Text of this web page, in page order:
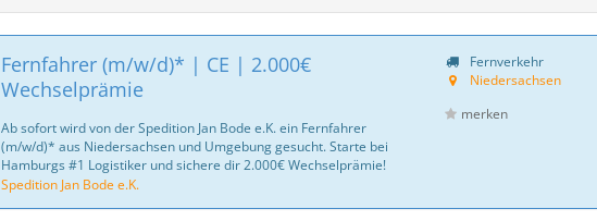
Fernfahrer (m/w/d)* | CE | 2.000€
Wechselprämie
Ab sofort wird von der Spedition Jan Bode e.K. ein Fernfahrer
(m/w/d)* aus Niedersachsen und Umgebung gesucht. Starte bei
Hamburgs #1 Logistiker und sichere dir 2.000€ Wechselprämie!
Spedition Jan Bode e.K.
Fernverkehr
Niedersachsen
merken